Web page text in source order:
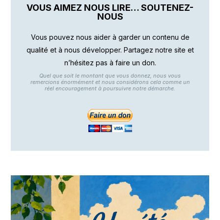
VOUS AIMEZ NOUS LIRE… SOUTENEZ-
NOUS
Vous pouvez nous aider à garder un contenu de
qualité et à nous développer. Partagez notre site et
n’hésitez pas à faire un don.
Quel que soit le montant que vous donnez, nous vous
remercions énormément et nous considérons cela comme un
réel encouragement à poursuivre notre démarche.